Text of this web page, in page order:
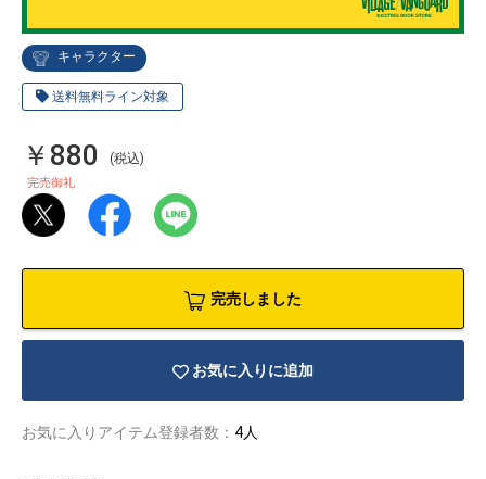
キャラクター
送料無料ライン対象
￥880 (税込)
完売御礼
完売しました
お気に入りに追加
お気に入りアイテム登録者数： 4人